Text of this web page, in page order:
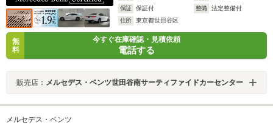
保証
保証付 整備
法定整備付
住所
東京都世田谷区
無
料
今すぐ在庫確認・見積依頼
電話する
販売店： メルセデス・ベンツ世田谷南サーティファイドカーセンター
メルセデス・ベンツ